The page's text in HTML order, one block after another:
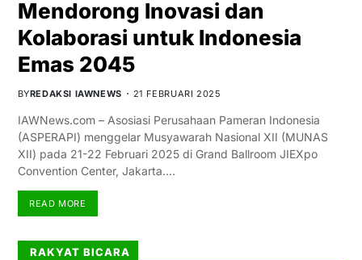
Mendorong Inovasi dan
Kolaborasi untuk Indonesia
Emas 2045
BYREDAKSI IAWNEWS 21 FEBRUARI 2025
IAWNews.com – Asosiasi Perusahaan Pameran Indonesia
(ASPERAPI) menggelar Musyawarah Nasional XII (MUNAS
XII) pada 21-22 Februari 2025 di Grand Ballroom JIEXpo
Convention Center, Jakarta.…
READ MORE
RAKYAT BICARA